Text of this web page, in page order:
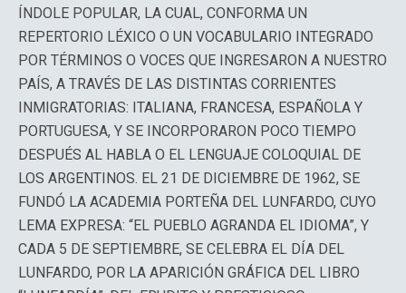
ÍNDOLE POPULAR, LA CUAL, CONFORMA UN
REPERTORIO LÉXICO O UN VOCABULARIO INTEGRADO
POR TÉRMINOS O VOCES QUE INGRESARON A NUESTRO
PAÍS, A TRAVÉS DE LAS DISTINTAS CORRIENTES
INMIGRATORIAS: ITALIANA, FRANCESA, ESPAÑOLA Y
PORTUGUESA, Y SE INCORPORARON POCO TIEMPO
DESPUÉS AL HABLA O EL LENGUAJE COLOQUIAL DE
LOS ARGENTINOS. EL 21 DE DICIEMBRE DE 1962, SE
FUNDÓ LA ACADEMIA PORTEÑA DEL LUNFARDO, CUYO
LEMA EXPRESA: “EL PUEBLO AGRANDA EL IDIOMA”, Y
CADA 5 DE SEPTIEMBRE, SE CELEBRA EL DÍA DEL
LUNFARDO, POR LA APARICIÓN GRÁFICA DEL LIBRO